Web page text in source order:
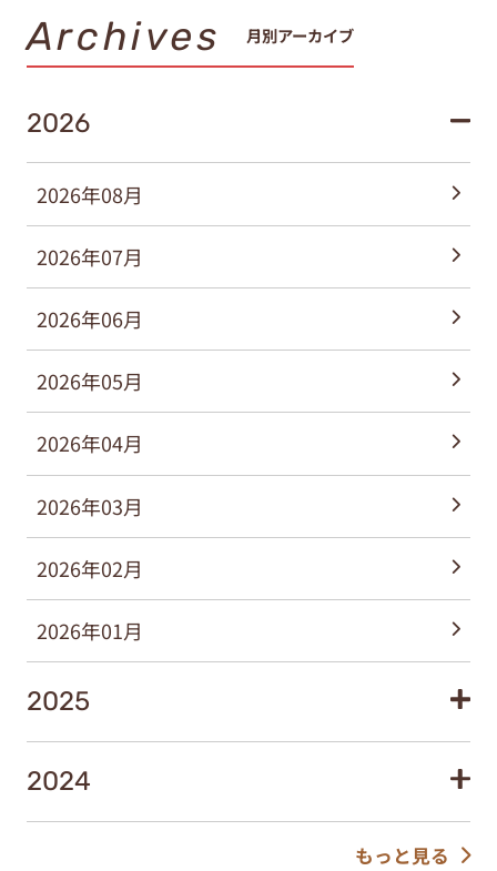
Archives 月別アーカイブ
2026
2026年08月
2026年07月
2026年06月
2026年05月
2026年04月
2026年03月
2026年02月
2026年01月
2025
2024
もっと見る